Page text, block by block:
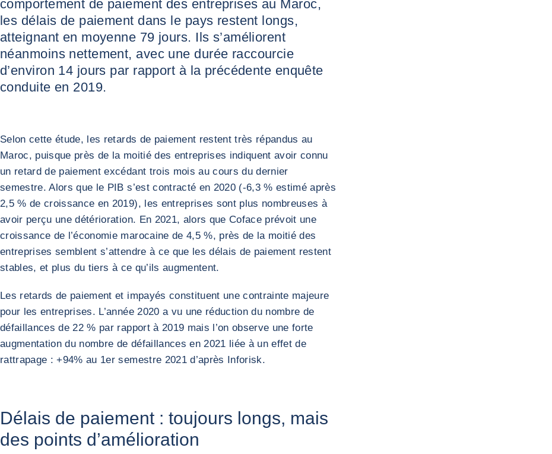
comportement de paiement des entreprises au Maroc,
les délais de paiement dans le pays restent longs,
atteignant en moyenne 79 jours. Ils s’améliorent
néanmoins nettement, avec une durée raccourcie
d’environ 14 jours par rapport à la précédente enquête
conduite en 2019.
Selon cette étude, les retards de paiement restent très répandus au
Maroc, puisque près de la moitié des entreprises indiquent avoir connu
un retard de paiement excédant trois mois au cours du dernier
semestre. Alors que le PIB s’est contracté en 2020 (-6,3 % estimé après
2,5 % de croissance en 2019), les entreprises sont plus nombreuses à
avoir perçu une détérioration. En 2021, alors que Coface prévoit une
croissance de l’économie marocaine de 4,5 %, près de la moitié des
entreprises semblent s’attendre à ce que les délais de paiement restent
stables, et plus du tiers à ce qu’ils augmentent.
Les retards de paiement et impayés constituent une contrainte majeure
pour les entreprises. L’année 2020 a vu une réduction du nombre de
défaillances de 22 % par rapport à 2019 mais l’on observe une forte
augmentation du nombre de défaillances en 2021 liée à un effet de
rattrapage : +94% au 1er semestre 2021 d’après Inforisk.
Délais de paiement : toujours longs, mais
des points d’amélioration